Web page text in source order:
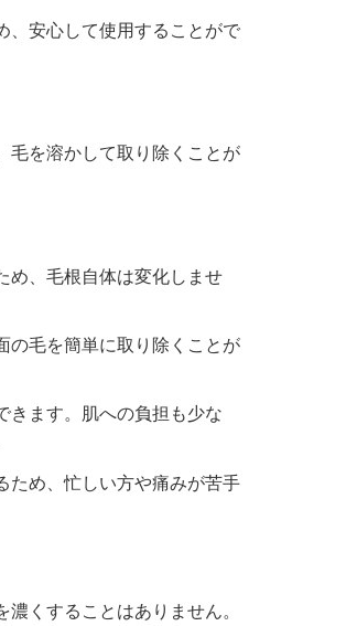
、安心して使用することがで
毛を溶かして取り除くことが
め、毛根自体は変化しませ
の毛を簡単に取り除くことが
きます。肌への負担も少な
ため、忙しい方や痛みが苦手
くすることはありません。